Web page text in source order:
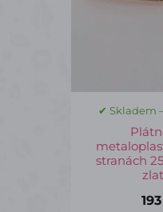
✔ Skladem
stranách